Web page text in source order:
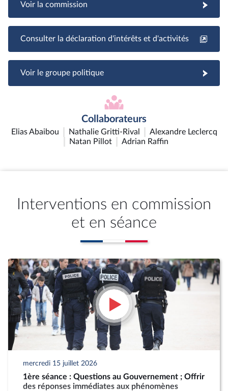
Voir la commission
Consulter la déclaration d'intérêts et d'activités
Voir le groupe politique
Collaborateurs
Elias Abaibou Nathalie Gritti-Rival
Alexandre Leclercq
Natan Pillot
Adrian Raffin
Interventions en commission
et en séance
mercredi 15 juillet 2026
1ère séance : Questions au Gouvernement ; Offrir
des réponses immédiates aux phénomènes